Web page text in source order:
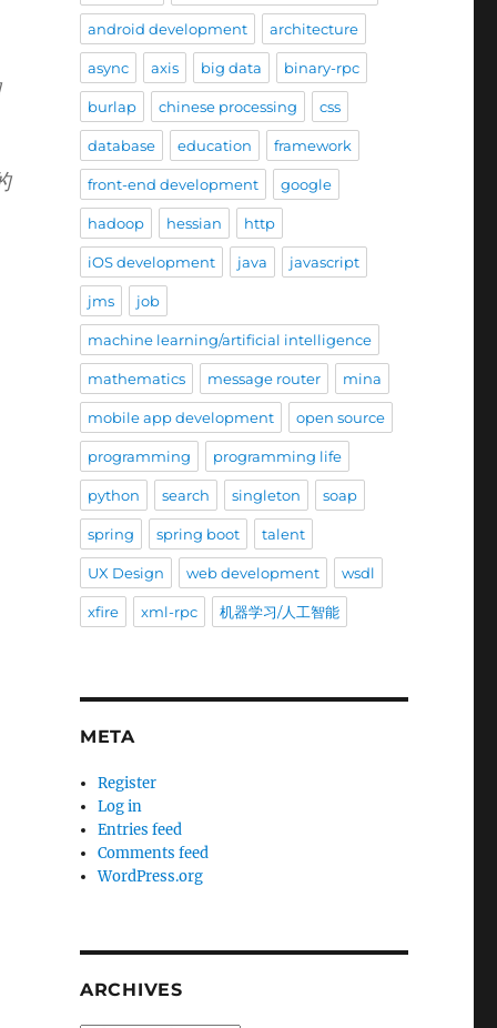
android development architecture
async axis big data binary-rpc
burlap chinese processing css
database education framework
front-end development google
hadoop hessian http
iOS development java javascript
jms job
machine learning/artificial intelligence
mathematics message router mina
mobile app development open source
programming programming life
python search singleton soap
spring spring boot talent
UX Design web development wsdl
xfire xml-rpc 机器学习/人工智能
META
Register
Log in
Entries feed
Comments feed
WordPress.org
ARCHIVES